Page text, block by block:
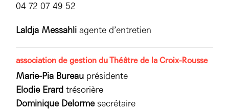
04 72 07 49 52
Laldja Messahli agente d’entretien
association de gestion du Théâtre de la Croix-Rousse
Marie-Pia Bureau présidente
Elodie Erard trésorière
Dominique Delormesecrétaire